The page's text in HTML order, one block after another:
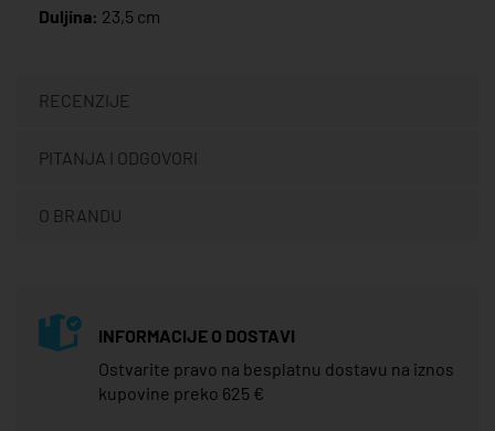
Duljina: 23,5 cm
RECENZIJE
PITANJA I ODGOVORI
O BRANDU
INFORMACIJE O DOSTAVI
Ostvarite pravo na besplatnu dostavu na iznos
kupovine preko 625 €